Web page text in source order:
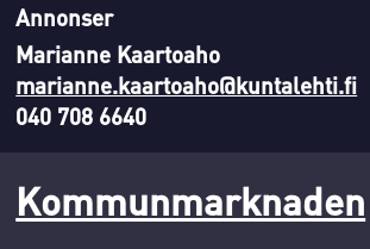
Annonser
Marianne Kaartoaho
marianne.kaartoaho@kuntalehti.fi
040 708 6640
Kommunmarknaden